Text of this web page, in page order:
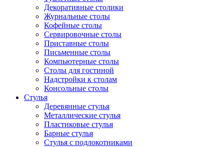
Декоративные столики
Журнальные столы
Кофейные столы
Сервировочные столы
Приставные столы
Письменные столы
Компьютерные столы
Столы для гостиной
Надстройки к столам
Консольные столы
Стулья
Деревянные стулья
Металлические стулья
Пластиковые стулья
Барные стулья
Стулья с подлокотниками